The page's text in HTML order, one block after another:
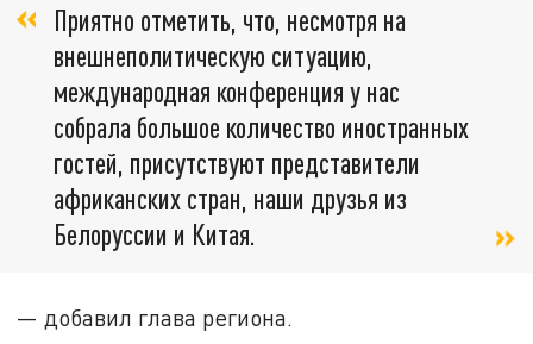
Приятно отметить, что, несмотря на
внешнеполитическую ситуацию,
международная конференция у нас
собрала большое количество иностранных
гостей, присутствуют представители
африканских стран, наши друзья из
Белоруссии и Китая.
— добавил глава региона.